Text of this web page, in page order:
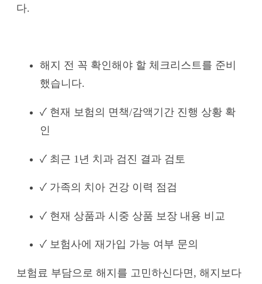
다.
해지 전 꼭 확인해야 할 체크리스트를 준비
했습니다.
✓ 현재 보험의 면책/감액기간 진행 상황 확
인
✓ 최근 1년 치과 검진 결과 검토
✓ 가족의 치아 건강 이력 점검
✓ 현재 상품과 시중 상품 보장 내용 비교
✓ 보험사에 재가입 가능 여부 문의
보험료 부담으로 해지를 고민하신다면, 해지보다